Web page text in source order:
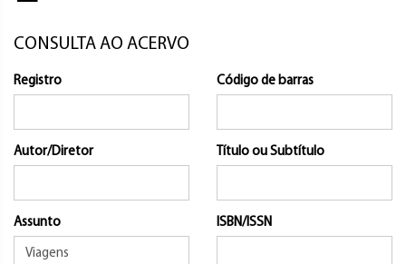
CONSULTA AO ACERVO
Registro Código de barras
Autor/Diretor Título ou Subtítulo
Assunto ISBN/ISSN